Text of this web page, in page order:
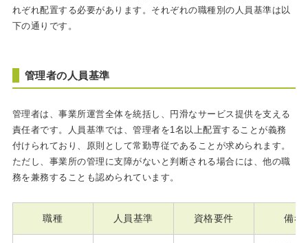
れぞれ配置する必要があります。それぞれの職種別の人員基準は以
下の通りです。
管理者の人員基準
管理者は、事業所運営全体を統括し、円滑なサービス提供を支える
責任者です。人員基準では、管理者を1名以上配置することが義務
付けられており、原則として常勤専従であることが求められます。
ただし、事業所の管理に支障がないと判断される場合には、他の職
務を兼務することも認められています。
職種 人員基準 資格要件 備考